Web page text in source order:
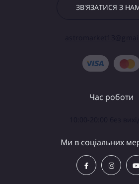
ЗВ'ЯЗАТИСЯ З
Час роботи
Ми в соціальних